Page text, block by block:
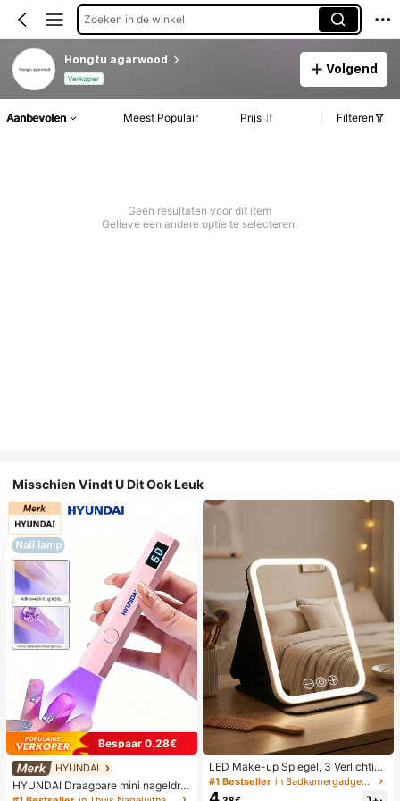
Zoeken in de winkel
Hongtu agarwood
Verkoper
Volgend
Aanbevolen Meest Populair Prijs Filteren
Geen resultaten voor dit item
Gelieve een andere optie te selecteren.
Misschien Vindt U Dit Ook Leuk
Bespaar 0.28€
HYUNDAI
HYUNDAI Draagbare mini nageldro
ger, oplaadbare handlamp UV/LED
LED Make-up Spiegel, 3 Verlichting
smodi, Verstelbare Helderheid, Draa
gbaar Vouwbaar Ontwerp, Geschikt
#1 Bestseller in Badkamergadgets die favoriet zijn bij klanten B